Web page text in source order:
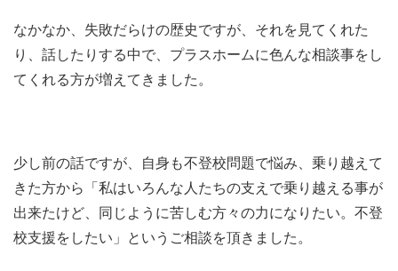
なかなか、失敗だらけの歴史ですが、それを見てくれた
り、話したりする中で、プラスホームに色んな相談事をし
てくれる方が増えてきました。
少し前の話ですが、自身も不登校問題で悩み、乗り越えて
きた方から「私はいろんな人たちの支えで乗り越える事が
出来たけど、同じように苦しむ方々の力になりたい。不登
校支援をしたい」というご相談を頂きました。